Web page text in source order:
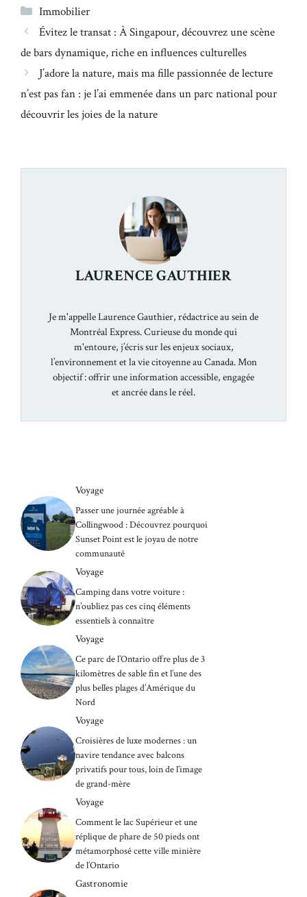
Catégories
Immobilier
Évitez le transat : À Singapour, découvrez une scène
de bars dynamique, riche en influences culturelles
J’adore la nature, mais ma fille passionnée de lecture
n’est pas fan : je l’ai emmenée dans un parc national pour
découvrir les joies de la nature
LAURENCE GAUTHIER
Je m'appelle Laurence Gauthier, rédactrice au sein de
Montréal Express. Curieuse du monde qui
m'entoure, j’écris sur les enjeux sociaux,
l’environnement et la vie citoyenne au Canada. Mon
objectif : offrir une information accessible, engagée
et ancrée dans le réel.
Voyage
Passer une journée agréable à
Collingwood : Découvrez pourquoi
Sunset Point est le joyau de notre
communauté
Voyage
Camping dans votre voiture :
n’oubliez pas ces cinq éléments
essentiels à connaître
Voyage
Ce parc de l’Ontario offre plus de 3
kilomètres de sable fin et l’une des
plus belles plages d’Amérique du
Nord
Voyage
Croisières de luxe modernes : un
navire tendance avec balcons
privatifs pour tous, loin de l’image
de grand-mère
Voyage
Comment le lac Supérieur et une
réplique de phare de 50 pieds ont
métamorphosé cette ville minière
de l’Ontario
Gastronomie